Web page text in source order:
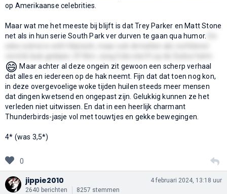
op Amerikaanse celebrities.
Maar wat me het meeste bij blijft is dat Trey Parker en Matt Stone
net als in hun serie South Park ver durven te gaan qua humor.
😄 Maar achter al deze ongein zit gewoon een scherp verhaal
dat alles en iedereen op de hak neemt. Fijn dat dat toen nog kon,
in deze overgevoelige woke tijden huilen steeds meer mensen
dat dingen kwetsend en ongepast zijn. Gelukkig kunnen ze het
verleden niet uitwissen. En dat in een heerlijk charmant
Thunderbirds-jasje vol met touwtjes en gekke bewegingen.
4* (was 3,5*)
0
jippie2010
2640 berichten 8257 stemmen
4 februari 2024, 13:18 uur